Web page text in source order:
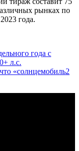
рынках по
года.
года с
л.с.
«солнцемобиль2